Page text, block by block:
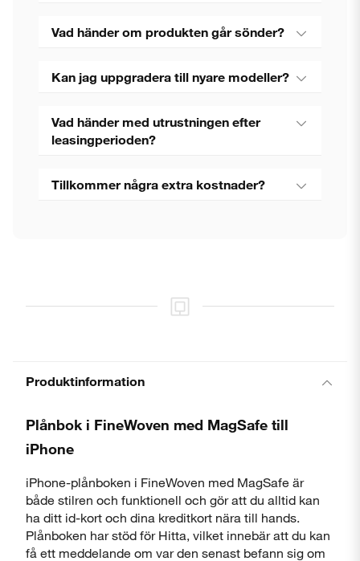
Vad händer om produkten går sönder?
Kan jag uppgradera till nyare modeller?
Vad händer med utrustningen efter
leasingperioden?
Tillkommer några extra kostnader?
Produktinformation
Plånbok i FineWoven med MagSafe till
iPhone
iPhone-plånboken i FineWoven med MagSafe är
både stilren och funktionell och gör att du alltid kan
ha ditt id-kort och dina kreditkort nära till hands.
Plånboken har stöd för Hitta, vilket innebär att du kan
få ett meddelande om var den senast befann sig om